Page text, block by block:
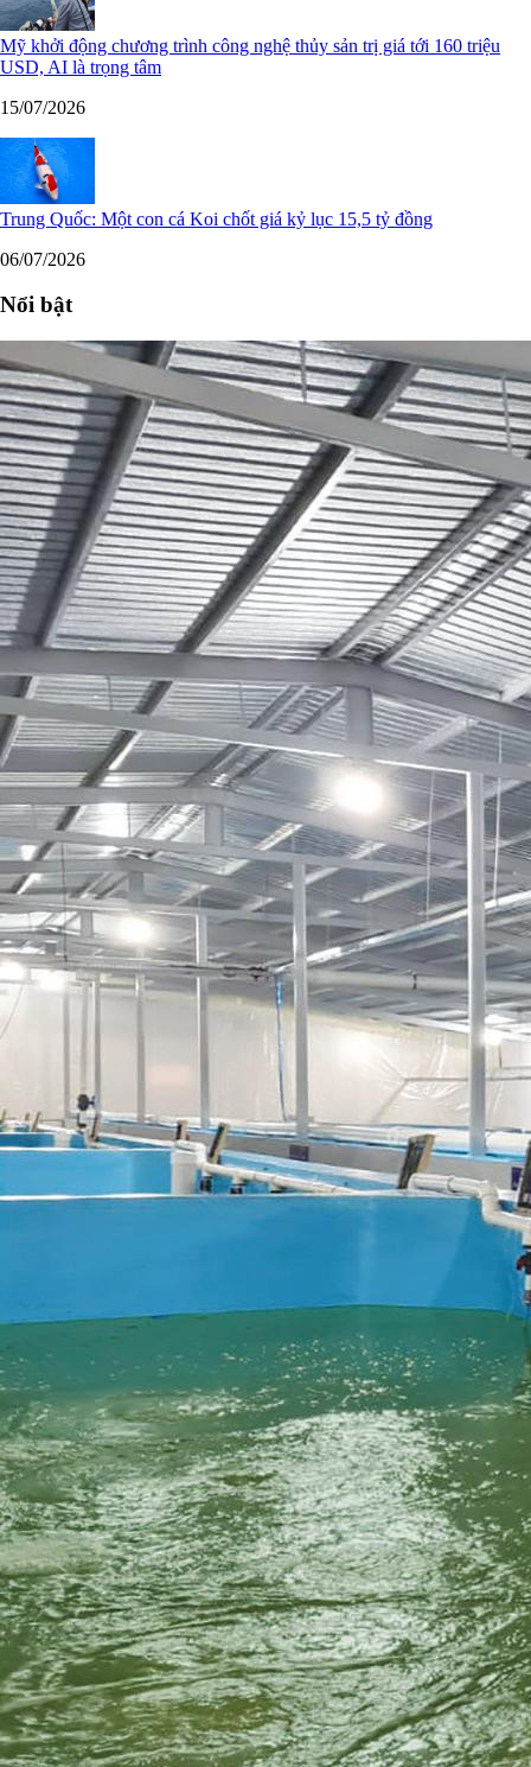
Mỹ khởi động chương trình công nghệ thủy sản trị giá tới 160 triệu
USD, AI là trọng tâm
15/07/2026
Trung Quốc: Một con cá Koi chốt giá kỷ lục 15,5 tỷ đồng
06/07/2026
Nổi bật